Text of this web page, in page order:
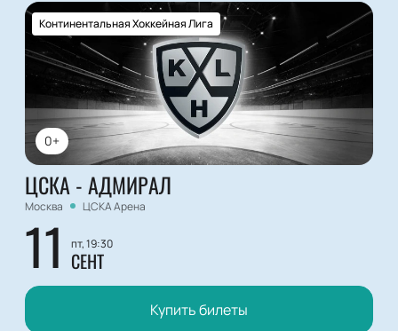
0+
Континентальная Хоккейная Лига
ЦСКА - АДМИРАЛ
Москва ЦСКА Арена
11 пт, 19:30
СЕНТ
Купить билеты